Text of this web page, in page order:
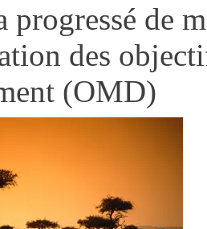
progressé de
des
(OMD)